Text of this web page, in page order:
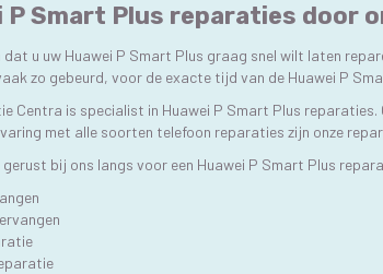
P Smart Plus reparaties door
u uw Huawei P Smart Plus graag snel wilt laten
zo gebeurd, voor de exacte tijd van de Huawei P
Centra is specialist in Huawei P Smart Plus
met alle soorten telefoon reparaties zijn onze
bij ons langs voor een Huawei P Smart Plus